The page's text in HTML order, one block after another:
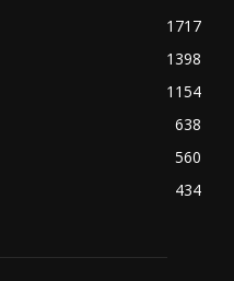
1717
1398
1154
638
560
434